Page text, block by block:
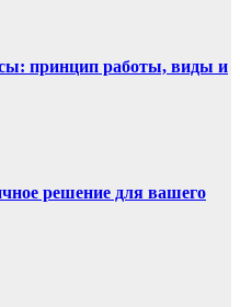
принцип работы, виды и
решение для вашего